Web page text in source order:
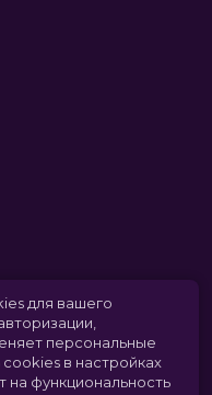
для вашего
персональные
в настройках
на функциональность